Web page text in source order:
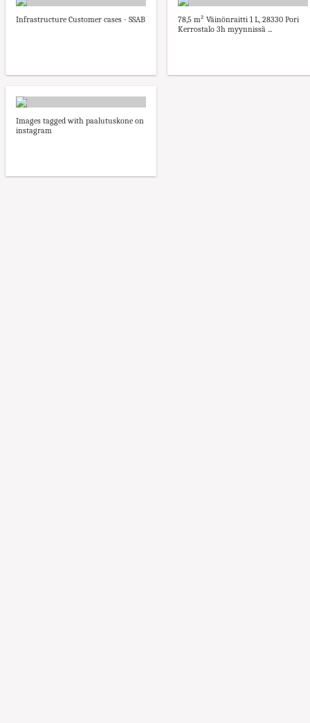
Infrastructure Customer cases - SSAB
78,5 m² Väinönraitti 1 L, 28330 Pori
Kerrostalo 3h myynnissä ...
Images tagged with paalutuskone on
instagram